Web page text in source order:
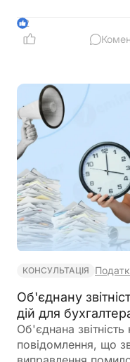
ділянок у межах
земель, що
враховувати
Податковим
2
КОНСУЛЬТАЦІЯ
Об'єднану
дій для
Об'єднана звітність не прийнята. Прийшло
повідомлення, що